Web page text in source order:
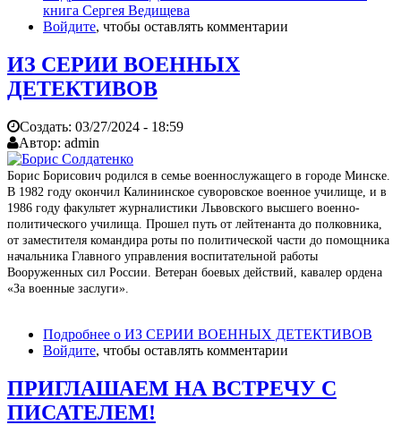
книга Сергея Ведищева
Войдите, чтобы оставлять комментарии
ИЗ СЕРИИ ВОЕННЫХ
ДЕТЕКТИВОВ
Создать: 03/27/2024 - 18:59
Автор: admin
Борис Борисович родился в семье военнослужащего в городе Минске.
В 1982 году окончил Калининское суворовское военное училище, и в
1986 году факультет журналистики Львовского высшего военно-
политического училища. Прошел путь от лейтенанта до полковника,
от заместителя командира роты по политической части до помощника
начальника Главного управления воспитательной работы
Вооруженных сил России. Ветеран боевых действий, кавалер ордена
«За военные заслуги».
Подробнее о ИЗ СЕРИИ ВОЕННЫХ ДЕТЕКТИВОВ
Войдите, чтобы оставлять комментарии
ПРИГЛАШАЕМ НА ВСТРЕЧУ С
ПИСАТЕЛЕМ!